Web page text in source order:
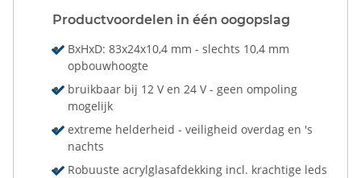
Productvoordelen in één oogopslag
BxHxD: 83x24x10,4 mm - slechts 10,4 mm
opbouwhoogte
bruikbaar bij 12 V en 24 V - geen ompoling
mogelijk
extreme helderheid - veiligheid overdag en 's
nachts
Robuuste acrylglasafdekking incl. krachtige leds